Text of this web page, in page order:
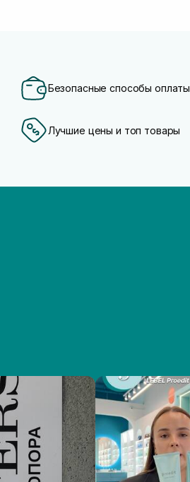
Безопасные способы оплаты
Лучшие цены и топ товары